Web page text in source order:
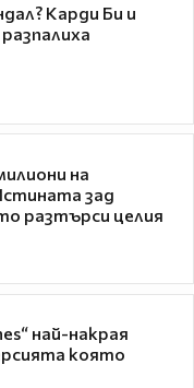
Карди Би и
на
зад
разтърси целия
най-накрая
която